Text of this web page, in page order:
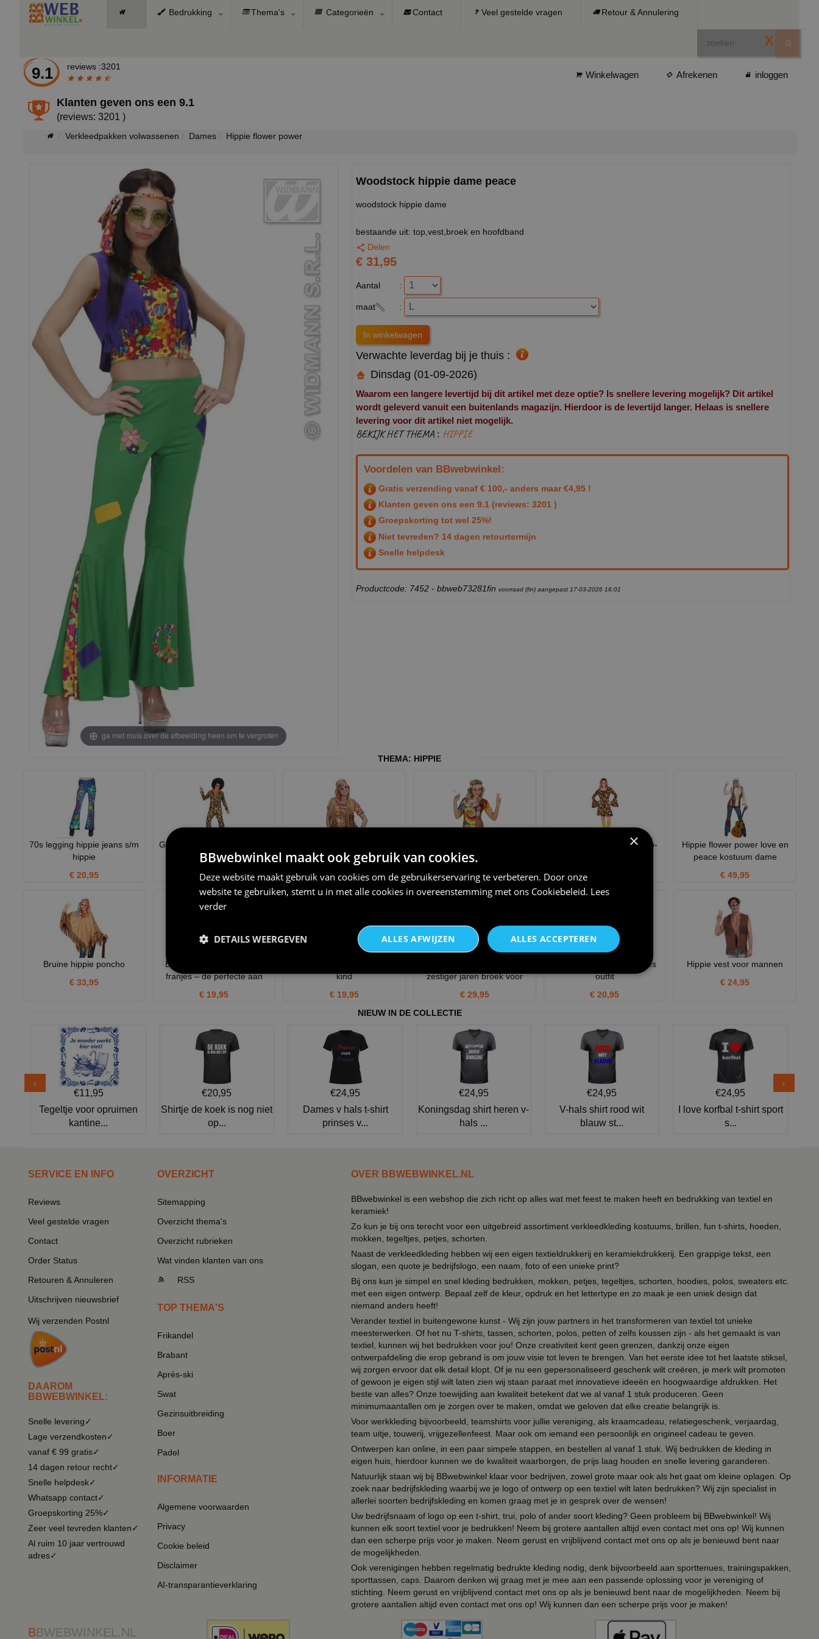
Bedrukking Thema's Categorieën Contact Veel gestelde vragen Retour & Annulering
X
9.1 reviews :3201
Winkelwagen Afrekenen inloggen
Klanten geven ons een9.1
(reviews: 3201 )
Verkleedpakken volwassenen Dames Hippie flower power
ga met muis over de afbeelding heen om te vergroten
Woodstock hippie dame peace
woodstock hippie dame
bestaande uit: top,vest,broek en hoofdband
Delen
€ 31,95
Aantal :
maat :
Verwachte leverdag bij je thuis :
Dinsdag (01-09-2026)
Waarom een langere levertijd bij dit artikel met deze optie? Is snellere levering mogelijk? Dit artikel
wordt geleverd vanuit een buitenlands magazijn. Hierdoor is de levertijd langer. Helaas is snellere
levering voor dit artikel niet mogelijk.
BEKIJK HET THEMA : HIPPIE
Voordelen van BBwebwinkel:
Gratis verzending vanaf € 100,- anders maar €4,95 !
Klanten geven ons een 9.1 (reviews: 3201 )
Groepskorting tot wel 25%!
Niet tevreden? 14 dagen retourtermijn
Snelle helpdesk
Productcode: 7452 - bbweb73281fin voorraad (fin) aangepast 17-03-2026 16:01
THEMA: HIPPIE
70s legging hippie jeans s/m
hippie
€ 20,95
Ga terug naar de swingende
zestiger Jaren disco ko
€ 52,50
€ 17,95
realistisch shirt
€ 16,95
Swing terug in de tijd disco-
Hippie flower power love en
peace kostuum dame
€ 49,95
Bruine hippie poncho
€ 33,95
Bruine beenwarmers met
franjes – de perfecte aan
€ 19,95
kind
€ 19,95
zestiger jaren broek voor
€ 29,95
hippie dame fluweel sixties
outfit
€ 20,95
Hippie vest voor mannen
€ 24,95
NIEUW IN DE COLLECTIE
€11,95
Tegeltje voor opruimen
kantine...
€20,95
Shirtje de koek is nog niet
op...
€24,95
Dames v hals t-shirt
prinses v...
€24,95
Koningsdag shirt heren v-
hals ...
€24,95
V-hals shirt rood wit
blauw st...
€24,95
I love korfbal t-shirt sport
s...
SERVICE EN INFO
Reviews
Veel gestelde vragen
Contact
Order Status
Retouren & Annuleren
Uitschrijven nieuwsbrief
Wij verzenden Postnl
DAAROM
BBWEBWINKEL:
Snelle levering✓
Lage verzendkosten✓
vanaf € 99 gratis✓
14 dagen retour recht✓
Snelle helpdesk✓
Whatsapp contact✓
Groepskorting 25%✓
Zeer veel tevreden klanten✓
Al ruim 10 jaar vertrouwd
adres✓
OVERZICHT
Sitemapping
Overzicht thema's
Overzicht rubrieken
Wat vinden klanten van ons
RSS
TOP THEMA'S
Frikandel
Brabant
Après-ski
Swat
Gezinsuitbreiding
Boer
Padel
INFORMATIE
Algemene voorwaarden
Privacy
Cookie beleid
Disclaimer
AI-transparantieverklaring
OVER BBWEBWINKEL.NL
BBwebwinkel is een webshop die zich richt op alles wat met feest te maken heeft en bedrukking van textiel en
keramiek!
Zo kun je bij ons terecht voor een uitgebreid assortiment verkleedkleding kostuums, brillen, fun t-shirts, hoeden,
mokken, tegeltjes, petjes, schorten.
Naast de verkleedkleding hebben wij een eigen textieldrukkerij en keramiekdrukkerij. Een grappige tekst, een
slogan, een quote je bedrijfslogo, een naam, foto of een unieke print?
Bij ons kun je simpel en snel kleding bedrukken, mokken, petjes, tegeltjes, schorten, hoodies, polos, sweaters etc.
met een eigen ontwerp. Bepaal zelf de kleur, opdruk en het lettertype en zo maak je een uniek design dat
niemand anders heeft!
Verander textiel in buitengewone kunst - Wij zijn jouw partners in het transformeren van textiel tot unieke
meesterwerken. Of het nu T-shirts, tassen, schorten, polos, petten of zelfs koussen zijn - als het gemaakt is van
textiel, kunnen wij het bedrukken voor jou! Onze creativiteit kent geen grenzen, dankzij onze eigen
ontwerpafdeling die erop gebrand is om jouw visie tot leven te brengen. Van het eerste idee tot het laatste stiksel,
wij zorgen ervoor dat elk detail klopt. Of je nu een gepersonaliseerd geschenk wilt creëren, je merk wilt promoten
of gewoon je eigen stijl wilt laten zien wij staan paraat met innovatieve ideeën en hoogwaardige afdrukken. Het
beste van alles? Onze toewijding aan kwaliteit betekent dat we al vanaf 1 stuk produceren. Geen
minimumaantallen om je zorgen over te maken, omdat we geloven dat elke creatie belangrijk is.
Voor werkkleding bijvoorbeeld, teamshirts voor jullie vereniging, als kraamcadeau, relatiegeschenk, verjaardag,
team uitje, touwerij, vrijgezellenfeest. Maar ook om iemand een persoonlijk en origineel cadeau te geven.
Ontwerpen kan online, in een paar simpele stappen, en bestellen al vanaf 1 stuk. Wij bedrukken de kleding in
eigen huis, hierdoor kunnen we de kwaliteit waarborgen, de prijs laag houden en snelle levering garanderen.
Natuurlijk staan wij bij BBwebwinkel klaar voor bedrijven, zowel grote maar ook als het gaat om kleine oplagen. Op
zoek naar bedrijfskleding waarbij we je logo of ontwerp op een textiel wilt laten bedrukken? Wij zijn specialist in
allerlei soorten bedrijfskleding en komen graag met je in gesprek over de wensen!
Uw bedrijfsnaam of logo op een t-shirt, trui, polo of ander soort kleding? Geen probleem bij BBwebwinkel! Wij
kunnen elk soort textiel voor je bedrukken! Neem bij grotere aantallen altijd even contact met ons op! Wij kunnen
dan een scherpe prijs voor je maken. Neem gerust en vrijblijvend contact met ons op als je benieuwd bent naar
de mogelijkheden.
Ook verenigingen hebben regelmatig bedrukte kleding nodig, denk bijvoorbeeld aan sporttenues, trainingspakken,
sporttassen, caps. Daarom denken wij graag met je mee aan een passende oplossing voor je vereniging of
stichting. Neem gerust en vrijblijvend contact met ons op als je benieuwd bent naar de mogelijkheden. Neem bij
grotere aantallen altijd even contact met ons op! Wij kunnen dan een scherpe prijs voor je maken!
BBWEBWINKEL.NL
×
BBwebwinkel maakt ook gebruik van cookies.
Deze website maakt gebruik van cookies om de gebruikerservaring te verbeteren. Door onze
website te gebruiken, stemt u in met alle cookies in overeenstemming met ons Cookiebeleid. Lees
verder
ALLES ACCEPTEREN
ALLES AFWIJZEN
DETAILS WEERGEVEN